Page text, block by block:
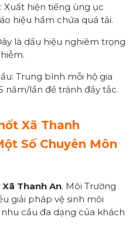
Xuất hiện tiếng ùng ục
hiệu hầm chứa quá tải.
là dấu hiệu nghiêm trọng
Trung bình mỗi hộ gia
năm/lần để tránh đầy tắc.
Xã Thanh
Số Chuyên Môn
Thanh An. Môi Trường
giải pháp vệ sinh môi
cầu đa dạng của khách